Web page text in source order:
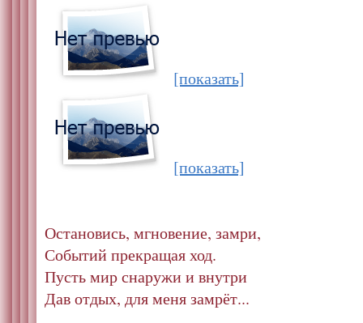
[показать]
[показать]
Остановись, мгновение, замри,
Событий прекращая ход.
Пусть мир снаружи и внутри
Дав отдых, для меня замрёт...